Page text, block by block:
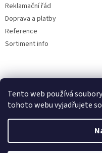
Tento web používá
tohoto webu vyjadřujete
Reklamační řád
Doprava a platby
Reference
Sortiment info